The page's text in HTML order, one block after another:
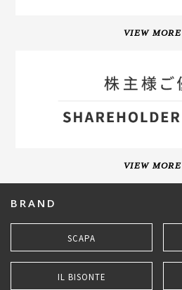
VIEW MORE
VIEW MORE
BRAND
SCAPA
IL BISONTE